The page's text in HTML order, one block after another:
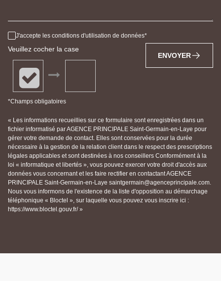
J'accepte les conditions d'utilisation de données
Veuillez cocher la case
*Champs obligatoires
ENVOYER
« Les informations recueillies sur ce formulaire sont enregistrées dans un
fichier informatisé par AGENCE PRINCIPALE Saint-Germain-en-Laye pour
gérer votre demande de contact. Elles sont conservées pour la durée
nécessaire à la gestion de la relation client dans le respect des prescriptions
légales applicables et sont destinées à nos conseillers Conformément à la
loi « informatique et libertés », vous pouvez exercer votre droit d'accès aux
données vous concernant et les faire rectifier en contactant AGENCE
PRINCIPALE Saint-Germain-en-Laye saintgermain@agenceprincipale.com.
Nous vous informons de l'existence de la liste d'opposition au démarchage
téléphonique « Bloctel », sur laquelle vous pouvez vous inscrire ici :
https://www.bloctel.gouv.fr/ »